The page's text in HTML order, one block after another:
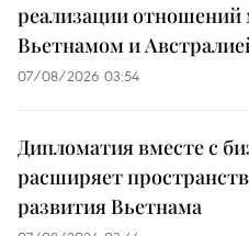
реализации
Вьетнамом и
07/08/2026 03:54
Дипломатия вместе с
расширяет
развития Вьетнама